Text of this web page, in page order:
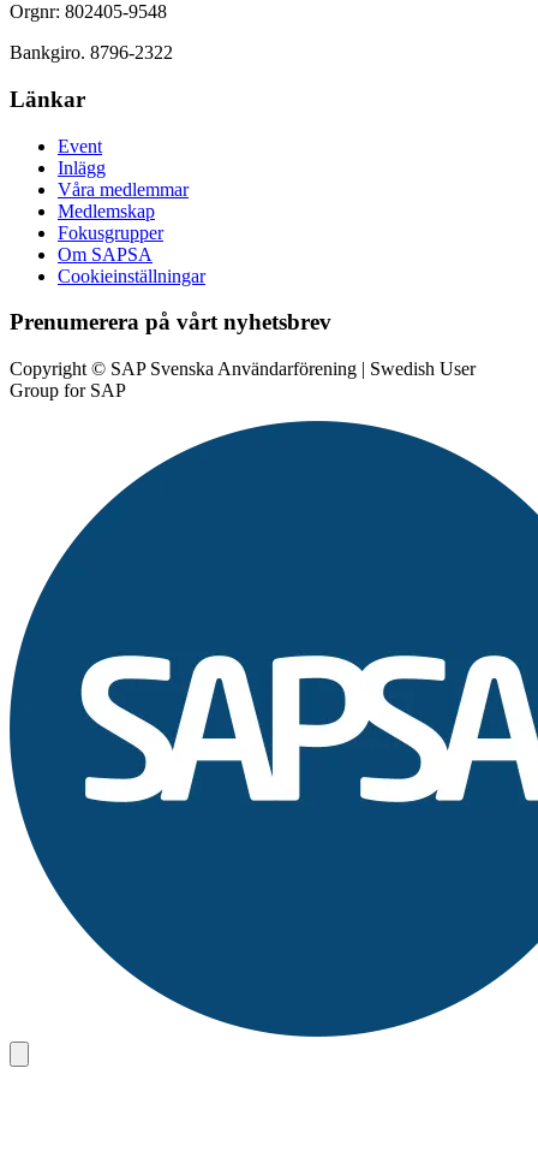
Orgnr: 802405-9548
Bankgiro. 8796-2322
Länkar
Event
Inlägg
Våra medlemmar
Medlemskap
Fokusgrupper
Om SAPSA
Cookieinställningar
Prenumerera på vårt nyhetsbrev
Copyright © SAP Svenska Användarförening | Swedish User
Group for SAP